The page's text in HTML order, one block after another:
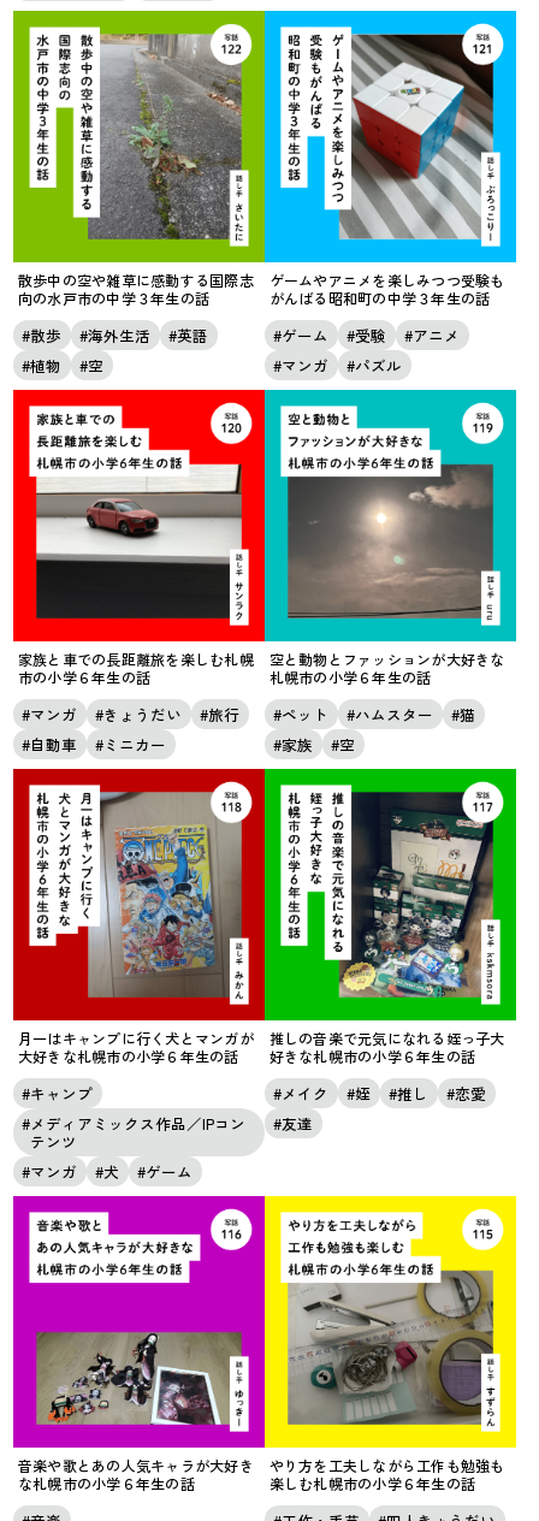
散歩中の空や雑草に感動する国際志
向の水戸市の中学３年生の話
散歩 海外生活
英語
植物
空
ゲームやアニメを楽しみつつ受験も
がんばる昭和町の中学３年生の話
ゲーム 受験
アニメ
マンガ
パズル
家族と車での長距離旅を楽しむ札幌
市の小学６年生の話
マンガ きょうだい
旅行
自動車
ミニカー
空と動物とファッションが大好きな
札幌市の小学６年生の話
ペット ハムスター
猫
家族
空
月一はキャンプに行く犬とマンガが
大好きな札幌市の小学６年生の話
キャンプ
メディアミックス作品／IPコン
テンツ
マンガ
犬 ゲーム
推しの音楽で元気になれる姪っ子大
好きな札幌市の小学６年生の話
メイク 姪 推し
恋愛
友達
音楽や歌とあの人気キャラが大好き
な札幌市の小学６年生の話
やり方を工夫しながら工作も勉強も
楽しむ札幌市の小学６年生の話